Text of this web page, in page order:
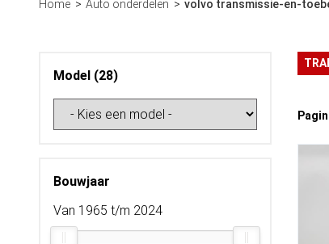
Home Auto onderdelen volvo transmissie-en-
Model (28)
Bouwjaar
Van 1965 t/m 2024